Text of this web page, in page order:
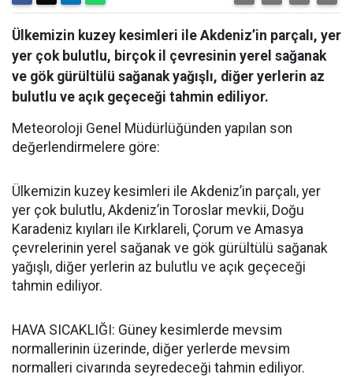
Ülkemizin kuzey kesimleri ile Akdeniz’in parçalı, yer
yer çok bulutlu, birçok il çevresinin yerel sağanak
ve gök gürültülü sağanak yağışlı, diğer yerlerin az
bulutlu ve açık geçeceği tahmin ediliyor.
Meteoroloji Genel Müdürlüğünden yapılan son
değerlendirmelere göre:
Ülkemizin kuzey kesimleri ile Akdeniz’in parçalı, yer
yer çok bulutlu, Akdeniz’in Toroslar mevkii, Doğu
Karadeniz kıyıları ile Kırklareli, Çorum ve Amasya
çevrelerinin yerel sağanak ve gök gürültülü sağanak
yağışlı, diğer yerlerin az bulutlu ve açık geçeceği
tahmin ediliyor.
HAVA SICAKLIĞI: Güney kesimlerde mevsim
normallerinin üzerinde, diğer yerlerde mevsim
normalleri civarında seyredeceği tahmin ediliyor.